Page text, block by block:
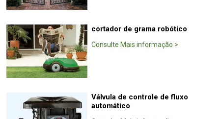
cortador de grama robótico
Consulte Mais informação >
Válvula de controle de fluxo
automático